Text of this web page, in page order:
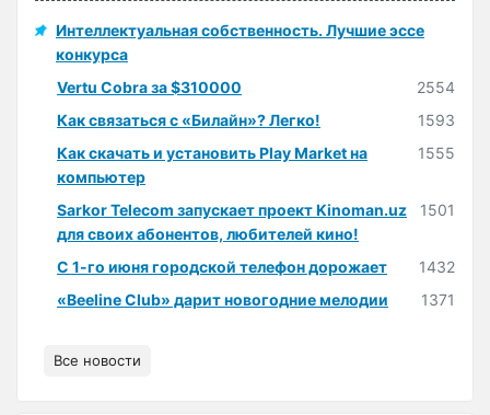
Интеллектуальная собственность. Лучшие эссе
конкурса
Vertu Cobra за $310000
2554
Как связаться с «Билайн»? Легко!
1593
Как скачать и установить Play Market на
компьютер
1555
Sarkor Telecom запускает проект Kinoman.uz
для своих абонентов, любителей кино!
1501
С 1-го июня городской телефон дорожает
1432
«Beeline Club» дарит новогодние мелодии
1371
Все новости